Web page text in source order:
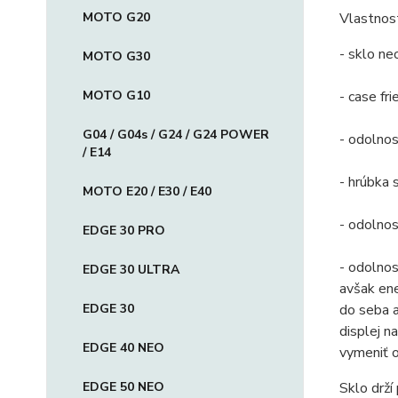
MOTO G20
MOTO G30
MOTO G10
G04 / G04s / G24 / G24 POWER
/ E14
MOTO E20 / E30 / E40
EDGE 30 PRO
EDGE 30 ULTRA
EDGE 30
EDGE 40 NEO
EDGE 50 NEO
- sklo
- case
-
- hrúbka
-
-
avšak
do seba
displej
vymeniť
Sklo drží